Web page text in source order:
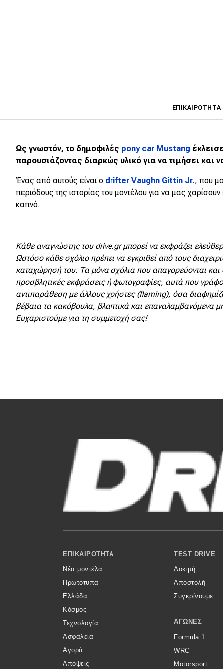
ΕΠΙΚΑΙΡΌΤΗΤΑ
Main navigation
Επικαιρότητα
Νέα μοντέλα
Πρωτότυπα
Τεχνολογία
Ασφάλεια
Αγορά
Απόψεις
Formula 1
Motorsport
Τεχνολογία
Σταθμοί φόρτισης
Classic
Ως γνωστόν, το δημοφιλές pony car Mustang έκλεισε
παρουσιάζοντας διαρκώς υλικό για να τιμήσει και
Ένας από αυτούς είναι ο drifter Vaughn Gittin Jr., που
περιόδους της ιστορίας του μοντέλου για να μας
καπνό.
Κάθε αναγνώστης του drive.gr μπορεί να εκφράζει
Ωστόσο κάθε σχόλιο πρέπει να εγκριθεί από τους
καταχώρησή του. Τα μόνα σχόλια που απαγορεύονται και
προσβλητικές εκφράσεις ή φωτογραφίες, αυτά που
αντιπαράθεση με άλλους χρήστες (flaming), όσα
βέβαια τα κακόβουλα, βλαπτικά και επαναλαμβανόμενα
Ευχαριστούμε για τη συμμετοχή σας!
Footer Menu
ΕΠΙΚΑΙΡΌΤΗΤΑ
Νέα μοντέλα
Πρωτότυπα
Ελλάδα
Κόσμος
Τεχνολογία
Ασφάλεια
Αγορά
Απόψεις
TEST DRIVE
Δοκιμή
Αποστολή
Συγκρίνουμε
ΑΓΏΝΕΣ
Formula 1
WRC
Motorsport